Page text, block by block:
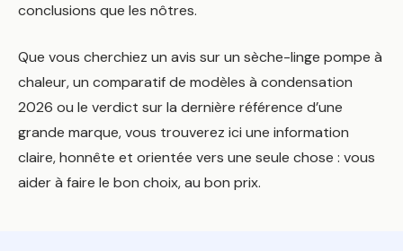
conclusions que les nôtres.
Que vous cherchiez un avis sur un sèche-linge pompe à
chaleur, un comparatif de modèles à condensation
2026 ou le verdict sur la dernière référence d’une
grande marque, vous trouverez ici une information
claire, honnête et orientée vers une seule chose : vous
aider à faire le bon choix, au bon prix.